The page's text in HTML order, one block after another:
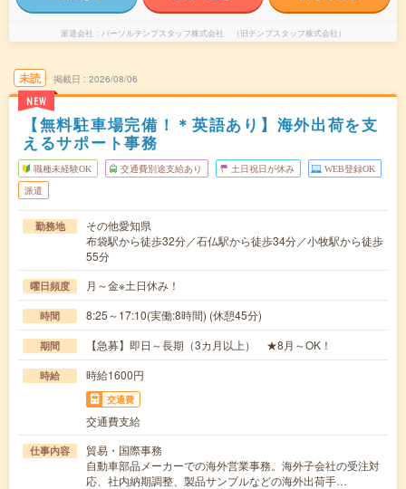
派遣会社 パーソルテンプスタッフ株式会社 （旧テンプスタッフ株式会社）
未読
NEW
掲載日 2026/08/06
【無料駐車場完備！＊英語あり】海外出荷を支
えるサポート事務
職種未経験OK 交通費別途支給あり 土日祝日が休み WEB登録OK
派遣
勤務地
その他愛知県
布袋駅から徒歩32分／石仏駅から徒歩34分／小牧駅から徒歩
55分
曜日頻度 月～金※土日休み！
時間 8:25～17:10(実働:8時間) (休憩45分)
期間 【急募】即日～長期（3カ月以上） ★8月～OK！
時給 時給1600円
交通費
交通費支給
仕事内容
貿易・国際事務
自動車部品メーカーでの海外営業事務。海外子会社の受注対
応、社内納期調整、製品サンプルなどの海外出荷手…